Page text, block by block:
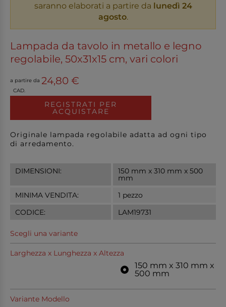
saranno elaborati a partire da lunedì 24
agosto.
Lampada da tavolo in metallo e legno
regolabile, 50x31x15 cm, vari colori
a partire da 24,80 €
CAD.
REGISTRATI PER
ACQUISTARE
Originale lampada regolabile adatta ad ogni tipo
di arredamento.
DIMENSIONI: 150 mm x 310 mm x 500
mm
MINIMA VENDITA:
1 pezzo
CODICE:
LAM19731
Scegli una variante
Larghezza x Lunghezza x Altezza
150 mm x 310 mm x
500 mm
Variante Modello